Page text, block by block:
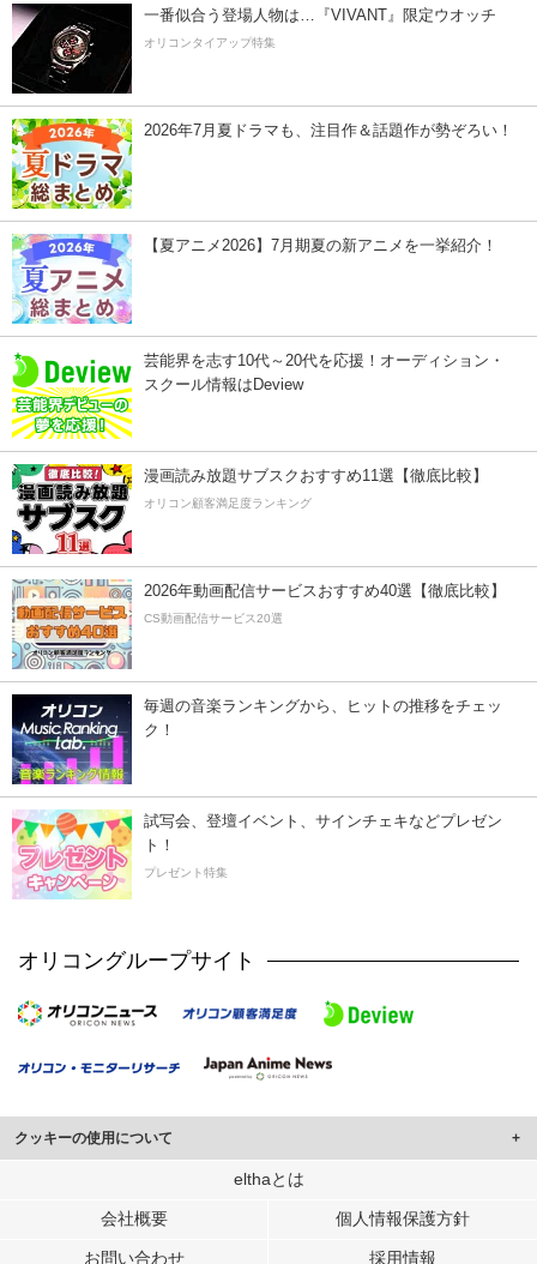
一番似合う登場人物は…『VIVANT』限定ウオッチ
オリコンタイアップ特集
2026年7月夏ドラマも、注目作＆話題作が勢ぞろい！
【夏アニメ2026】7月期夏の新アニメを一挙紹介！
芸能界を志す10代～20代を応援！オーディション・
スクール情報はDeview
漫画読み放題サブスクおすすめ11選【徹底比較】
オリコン顧客満足度ランキング
2026年動画配信サービスおすすめ40選【徹底比較】
CS動画配信サービス20選
毎週の音楽ランキングから、ヒットの推移をチェッ
ク！
試写会、登壇イベント、サインチェキなどプレゼン
ト！
プレゼント特集
オリコングループサイト
クッキーの使用について
このサイトでは Cookie を使用して、ユーザーに合わせたコンテンツや広告の
行っています。
メディアや広告配信、データ解析の各パートナーに提供しています。
elthaとは
会社概要 個人情報保護方針
お問い合わせ 採用情報